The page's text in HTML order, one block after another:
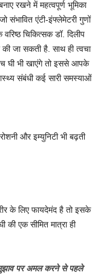
रखने में महत्वपूर्ण भूमिका
संभावित एंटी-इंफ्लेमेटरी गुणों
चिकित्सक डॉ. दिलीप
जा सकती है. साथ ही त्वचा
घी भी खाएंगे तो इससे आपके
संबंधी कई सारी समस्याओं
और इम्युनिटी भी बढ़ती
के लिए फायदेमंद है तो इसके
एक सीमित मात्रा ही
पर अमल करने से पहले